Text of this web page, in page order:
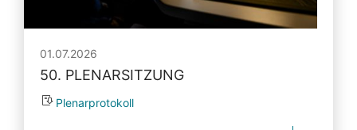
01.07.2026
50. PLENARSITZUNG
Plenarprotokoll